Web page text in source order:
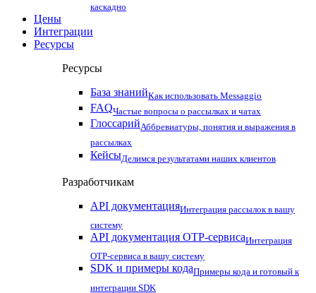
каскадно
Цены
Интеграции
Ресурсы
Ресурсы
База знанийКак использовать Messaggio
FAQЧастые вопросы о рассылках и чатах
ГлоссарийАббревиатуры, понятия и выражения в
рассылках
КейсыДелимся результатами наших клиентов
Разработчикам
API документацияИнтеграция рассылок в вашу
систему
API документация OTP-сервисаИнтеграция
OTP-сервиса в вашу систему
SDK и примеры кодаПримеры кода и готовый к
интеграции SDK